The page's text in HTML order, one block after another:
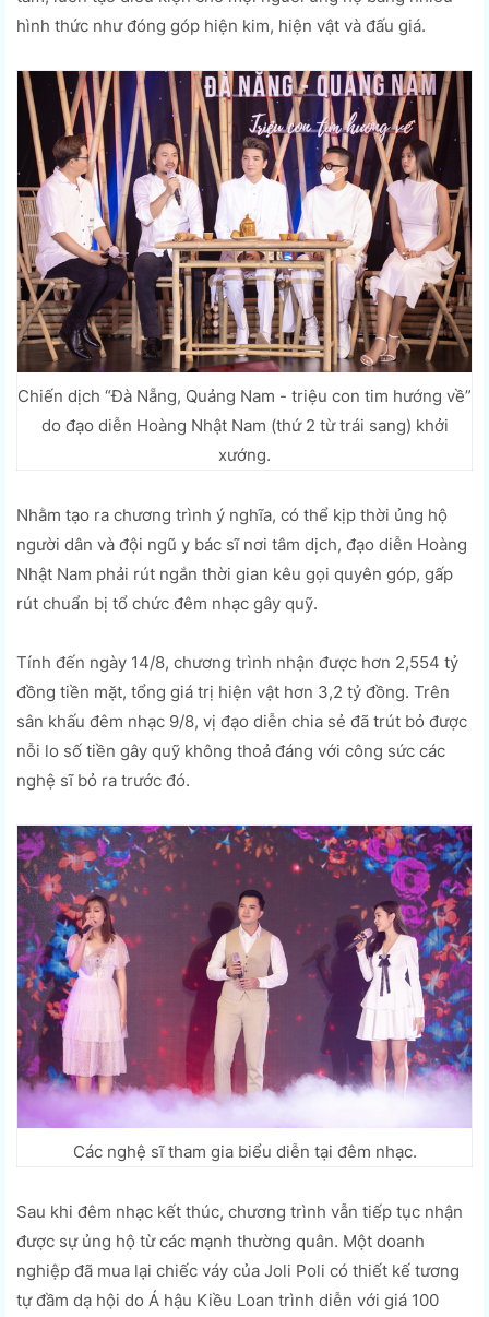
hình thức như đóng góp hiện kim, hiện vật và đấu giá.
Chiến dịch “Đà Nẵng, Quảng Nam - triệu con tim hướng về”
do đạo diễn Hoàng Nhật Nam (thứ 2 từ trái sang) khởi
xướng.
Nhằm tạo ra chương trình ý nghĩa, có thể kịp thời ủng hộ
người dân và đội ngũ y bác sĩ nơi tâm dịch, đạo diễn Hoàng
Nhật Nam phải rút ngắn thời gian kêu gọi quyên góp, gấp
rút chuẩn bị tổ chức đêm nhạc gây quỹ.
Tính đến ngày 14/8, chương trình nhận được hơn 2,554 tỷ
đồng tiền mặt, tổng giá trị hiện vật hơn 3,2 tỷ đồng. Trên
sân khấu đêm nhạc 9/8, vị đạo diễn chia sẻ đã trút bỏ được
nỗi lo số tiền gây quỹ không thoả đáng với công sức các
nghệ sĩ bỏ ra trước đó.
Các nghệ sĩ tham gia biểu diễn tại đêm nhạc.
Sau khi đêm nhạc kết thúc, chương trình vẫn tiếp tục nhận
được sự ủng hộ từ các mạnh thường quân. Một doanh
nghiệp đã mua lại chiếc váy của Joli Poli có thiết kế tương
tự đầm dạ hội do Á hậu Kiều Loan trình diễn với giá 100